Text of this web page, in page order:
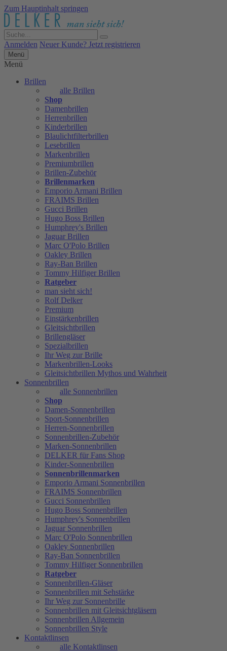
Zum Hauptinhalt springen
Anmelden Neuer Kunde? Jetzt registrieren
Menü
Menü
Brillen
alle Brillen
Shop
Damenbrillen
Herrenbrillen
Kinderbrillen
Blaulichtfilterbrillen
Lesebrillen
Markenbrillen
Premiumbrillen
Brillen-Zubehör
Brillenmarken
Emporio Armani Brillen
FRAIMS Brillen
Gucci Brillen
Hugo Boss Brillen
Humphrey's Brillen
Jaguar Brillen
Marc O'Polo Brillen
Oakley Brillen
Ray-Ban Brillen
Tommy Hilfiger Brillen
Ratgeber
man sieht sich!
Rolf Delker
Premium
Einstärkenbrillen
Gleitsichtbrillen
Brillengläser
Spezialbrillen
Ihr Weg zur Brille
Markenbrillen-Looks
Gleitsichtbrillen Mythos und Wahrheit
Sonnenbrillen
alle Sonnenbrillen
Shop
Damen-Sonnenbrillen
Sport-Sonnenbrillen
Herren-Sonnenbrillen
Sonnenbrillen-Zubehör
Marken-Sonnenbrillen
DELKER für Fans Shop
Kinder-Sonnenbrillen
Sonnenbrillenmarken
Emporio Armani Sonnenbrillen
FRAIMS Sonnenbrillen
Gucci Sonnenbrillen
Hugo Boss Sonnenbrillen
Humphrey's Sonnenbrillen
Jaguar Sonnenbrillen
Marc O'Polo Sonnenbrillen
Oakley Sonnenbrillen
Ray-Ban Sonnenbrillen
Tommy Hilfiger Sonnenbrillen
Ratgeber
Sonnenbrillen-Gläser
Sonnenbrillen mit Sehstärke
Ihr Weg zur Sonnenbrille
Sonnenbrillen mit Gleitsichtgläsern
Sonnenbrillen Allgemein
Sonnenbrillen Style
Kontaktlinsen
alle Kontaktlinsen